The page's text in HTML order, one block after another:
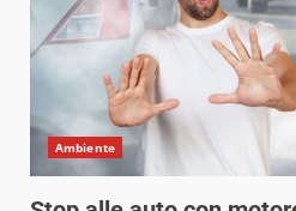
Ambiente